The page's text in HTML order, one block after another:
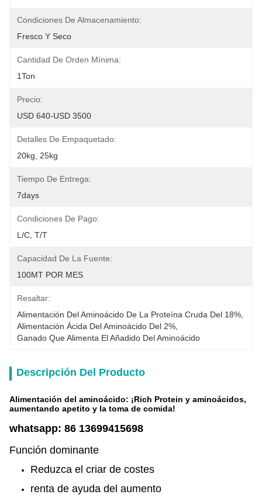
Condiciones De Almacenamiento:
Fresco Y Seco
Cantidad De Orden Mínima:
1Ton
Precio:
USD 640-USD 3500
Detalles De Empaquetado:
20kg, 25kg
Tiempo De Entrega:
7days
Condiciones De Pago:
L/C, T/T
Capacidad De La Fuente:
100MT POR MES
Resaltar:
Alimentación Del Aminoácido De La Proteína Cruda Del 18%
Alimentación Ácida Del Aminoácido Del 2%
Ganado Que Alimenta El Añadido Del Aminoácido
Descripción Del Producto
Alimentación del aminoácido: ¡Rich Protein y aminoácidos,
aumentando apetito y la toma de comida!
whatsapp: 86 13699415698
Función dominante
Reduzca el criar de costes
renta de ayuda del aumento